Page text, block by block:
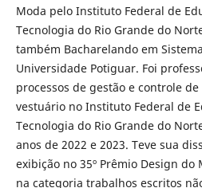
Moda pelo Instituto Federal de
Tecnologia do Rio Grande do
também Bacharelando em
Universidade Potiguar. Foi
processos de gestão e controle
vestuário no Instituto Federal de
Tecnologia do Rio Grande do
anos de 2022 e 2023. Teve sua
exibição no 35º Prêmio Design do
na categoria trabalhos escritos